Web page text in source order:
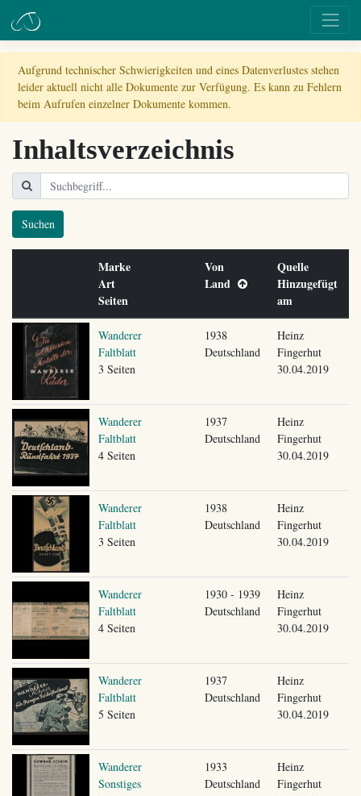
Aufgrund technischer Schwierigkeiten und eines Datenverlustes stehen
leider aktuell nicht alle Dokumente zur Verfügung. Es kann zu Fehlern
beim Aufrufen einzelner Dokumente kommen.
Inhaltsverzeichnis
Suchen
Marke
Art
Seiten
Von
Land
Quelle
Hinzugefügt
am
Wanderer
Faltblatt
3 Seiten
1938
Deutschland
Heinz
Fingerhut
30.04.2019
Wanderer
Faltblatt
4 Seiten
1937
Deutschland
Heinz
Fingerhut
30.04.2019
Wanderer
Faltblatt
3 Seiten
1938
Deutschland
Heinz
Fingerhut
30.04.2019
Wanderer
Faltblatt
4 Seiten
1930 - 1939
Deutschland
Heinz
Fingerhut
30.04.2019
Wanderer
Faltblatt
5 Seiten
1937
Deutschland
Heinz
Fingerhut
30.04.2019
Wanderer
Sonstiges
1933
Deutschland
Heinz
Fingerhut